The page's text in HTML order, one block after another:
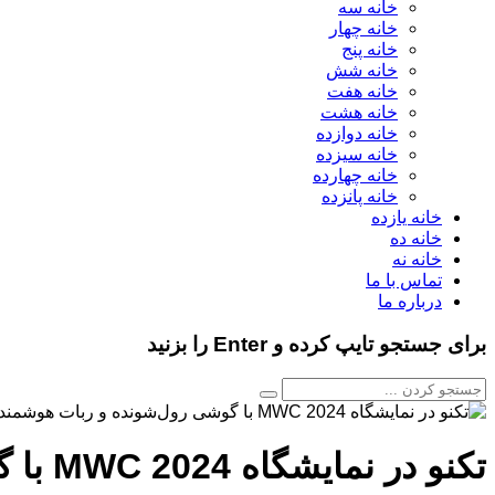
خانه سه
خانه چهار
خانه پنج
خانه شش
خانه هفت
خانه هشت
خانه دوازده
خانه سیزده
خانه چهارده
خانه پانزده
خانه یازده
خانه ده
خانه نه
تماس با ما
درباره ما
برای جستجو تایپ کرده و Enter را بزنید
تکنو در نمایشگاه MWC 2024 با گوشی رول‌شونده و ربات هوشمند خود حاضر خواهد شد